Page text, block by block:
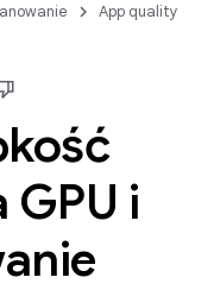
App quality
i